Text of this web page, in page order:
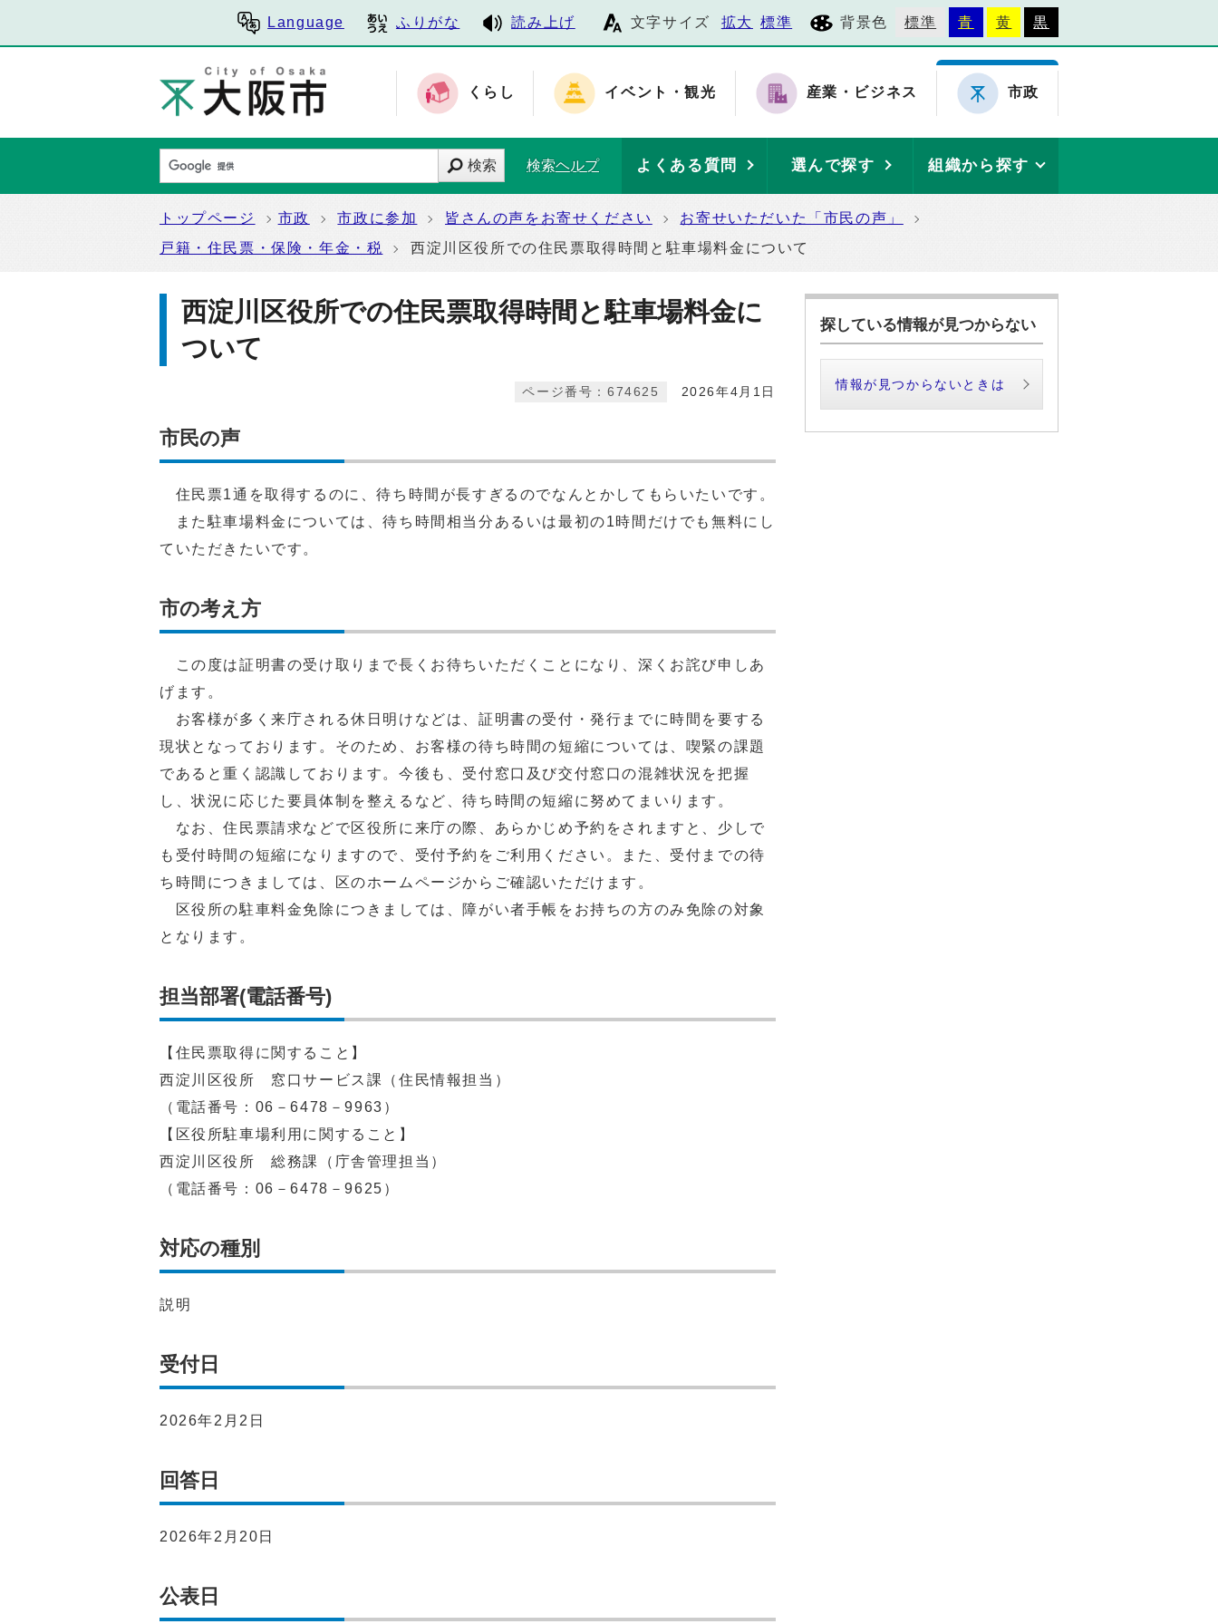
Language ふりがな 読み上げ 文字サイズ 拡大 標準 背景色 標準 青 黄 黒
くらし イベント・観光 産業・ビジネス 市政
検索 検索ヘルプ よくある質問 選んで探す 組織から探す
トップページ 市政 市政に参加 皆さんの声をお寄せください
お寄せいただいた「市民の声」
戸籍・住民票・保険・年金・税
西淀川区役所での住民票取得時間と駐車場料金について
西淀川区役所での住民票取得時間と駐車場料金に
ついて
2026年4月1日
ページ番号：674625
市民の声
住民票1通を取得するのに、待ち時間が長すぎるのでなんとかしてもらいたいです。
また駐車場料金については、待ち時間相当分あるいは最初の1時間だけでも無料にし
ていただきたいです。
市の考え方
この度は証明書の受け取りまで長くお待ちいただくことになり、深くお詫び申しあ
げます。
お客様が多く来庁される休日明けなどは、証明書の受付・発行までに時間を要する
現状となっております。そのため、お客様の待ち時間の短縮については、喫緊の課題
であると重く認識しております。今後も、受付窓口及び交付窓口の混雑状況を把握
し、状況に応じた要員体制を整えるなど、待ち時間の短縮に努めてまいります。
なお、住民票請求などで区役所に来庁の際、あらかじめ予約をされますと、少しで
も受付時間の短縮になりますので、受付予約をご利用ください。また、受付までの待
ち時間につきましては、区のホームページからご確認いただけます。
区役所の駐車料金免除につきましては、障がい者手帳をお持ちの方のみ免除の対象
となります。
担当部署(電話番号)
【住民票取得に関すること】
西淀川区役所 窓口サービス課（住民情報担当）
（電話番号：06－6478－9963）
【区役所駐車場利用に関すること】
西淀川区役所 総務課（庁舎管理担当）
（電話番号：06－6478－9625）
対応の種別
説明
受付日
2026年2月2日
回答日
2026年2月20日
公表日
探している情報が見つからない
情報が見つからないときは